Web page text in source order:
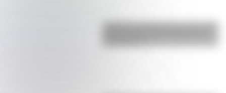
¿Sabías que Argentina tuvo la torre